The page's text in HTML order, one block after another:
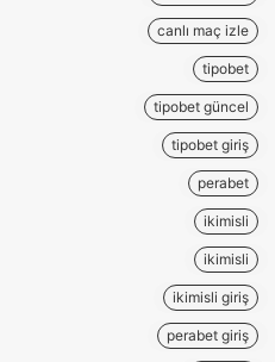
canlı maç izle
tipobet
tipobet güncel
tipobet giriş
perabet
ikimisli
ikimisli
ikimisli giriş
perabet giriş